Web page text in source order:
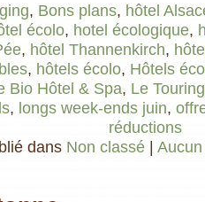
, Bons plans, hôtel
écolo, hotel écologique,
, hôtel Thannenkirch,
, hôtels écolo, Hôtels
Bio Hôtel & Spa, Le Touring
, longs week-ends juin,
réductions
dans Non classé|